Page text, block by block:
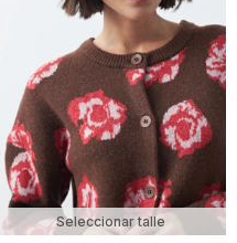
Seleccionar talle